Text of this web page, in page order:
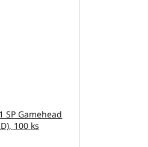
SP Gamehead
100 ks